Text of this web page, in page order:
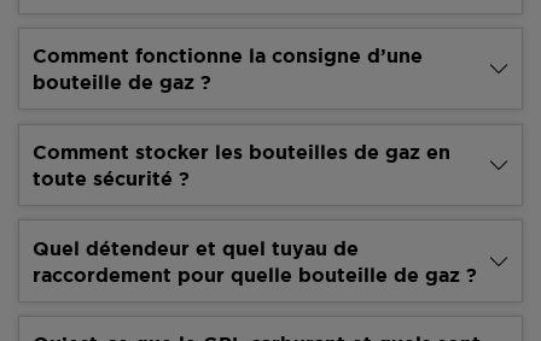
Comment fonctionne la consigne d’une
bouteille de gaz ?
Comment stocker les bouteilles de gaz en
toute sécurité ?
Quel détendeur et quel tuyau de
raccordement pour quelle bouteille de gaz ?